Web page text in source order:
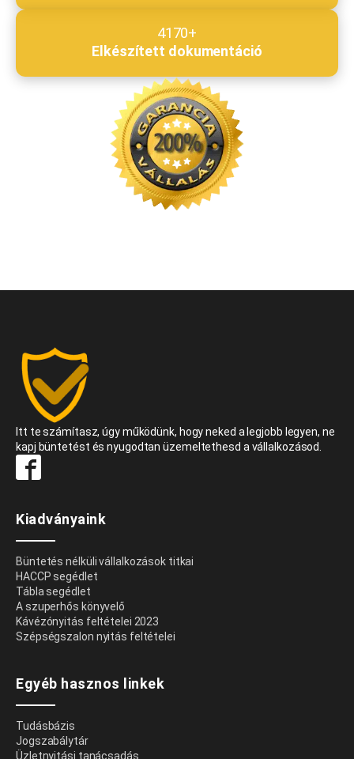
4170+
Elkészített dokumentáció
Itt te számítasz, úgy működünk, hogy neked a legjobb legyen, ne
kapj büntetést és nyugodtan üzemeltethesd a vállalkozásod.
Kiadványaink
Büntetés nélküli vállalkozások titkai
HACCP segédlet
Tábla segédlet
A szuperhős könyvelő
Kávézónyitás feltételei 2023
Szépségszalon nyitás feltételei
Egyéb hasznos linkek
Tudásbázis
Jogszabálytár
Üzletnyitási tanácsadás